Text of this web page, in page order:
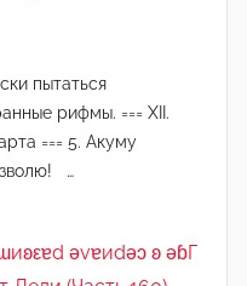
пытаться
рифмы. === XII.
=== 5. Акуму
…
ǝvɐиdǝɔ ʚ ǝɓГ